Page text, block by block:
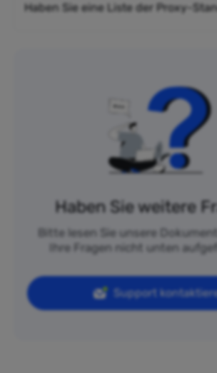
Haben Sie eine Liste der Proxy-
Haben Sie weitere
Bitte lesen Sie unsere
Ihre Fragen nicht unten
Support